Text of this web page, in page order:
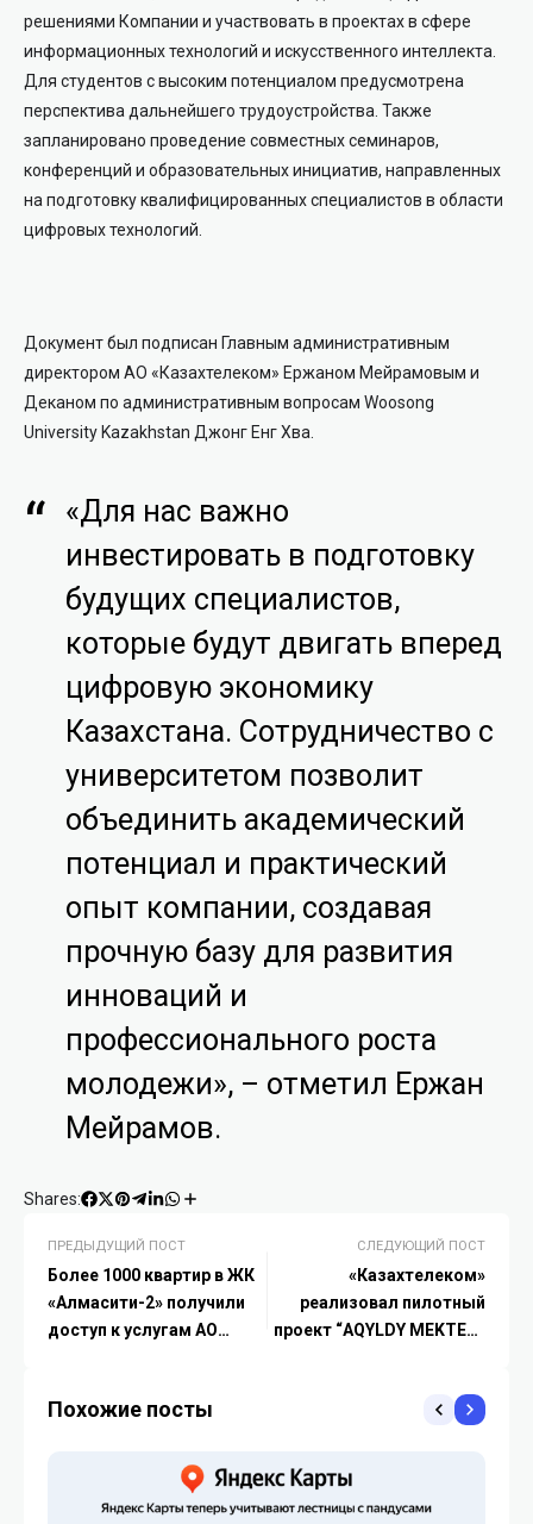
решениями Компании и участвовать в проектах в сфере
информационных технологий и искусственного интеллекта.
Для студентов с высоким потенциалом предусмотрена
перспектива дальнейшего трудоустройства. Также
запланировано проведение совместных семинаров,
конференций и образовательных инициатив, направленных
на подготовку квалифицированных специалистов в области
цифровых технологий.
Документ был подписан Главным административным
директором АО «Казахтелеком» Ержаном Мейрамовым и
Деканом по административным вопросам Woosong
University Kazakhstan Джонг Енг Хва.
«Для нас важно
инвестировать в подготовку
будущих специалистов,
которые будут двигать вперед
цифровую экономику
Казахстана. Сотрудничество с
университетом позволит
объединить академический
потенциал и практический
опыт компании, создавая
прочную базу для развития
инноваций и
профессионального роста
молодежи», – отметил Ержан
Мейрамов.
Shares:
ПРЕДЫДУЩИЙ ПОСТ
Более 1000 квартир в ЖК
«Алмасити-2» получили
доступ к услугам АО
СЛЕДУЮЩИЙ ПОСТ
«Казахтелеком»
реализовал пилотный
проект “AQYLDY MEKTEP”
Похожие посты